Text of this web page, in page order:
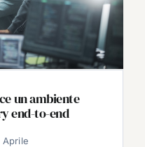
un ambiente
end-to-end
Aprile